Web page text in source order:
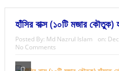
হাঁসির বাক্স (১০টি মজার কৌতুক)
Posted By: Md Nazrul Islam on:
No Comments